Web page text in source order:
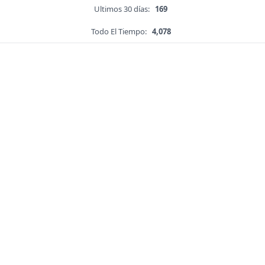
Ultimos 30 días: 169
Todo El Tiempo: 4,078